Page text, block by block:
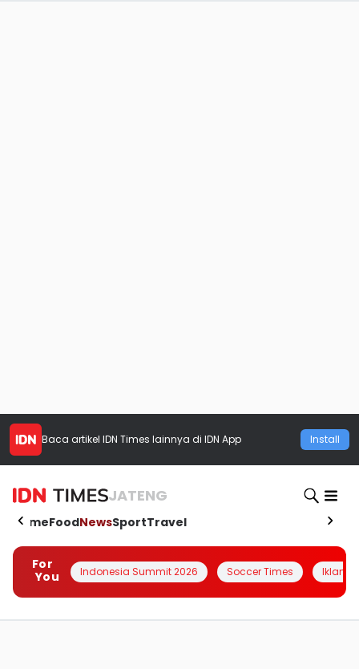
Baca artikel IDN Times lainnya di IDN App Install
JATENG
HomeFoodNewsSportTravel
For
You
Indonesia Summit 2026 Soccer Times Iklanin